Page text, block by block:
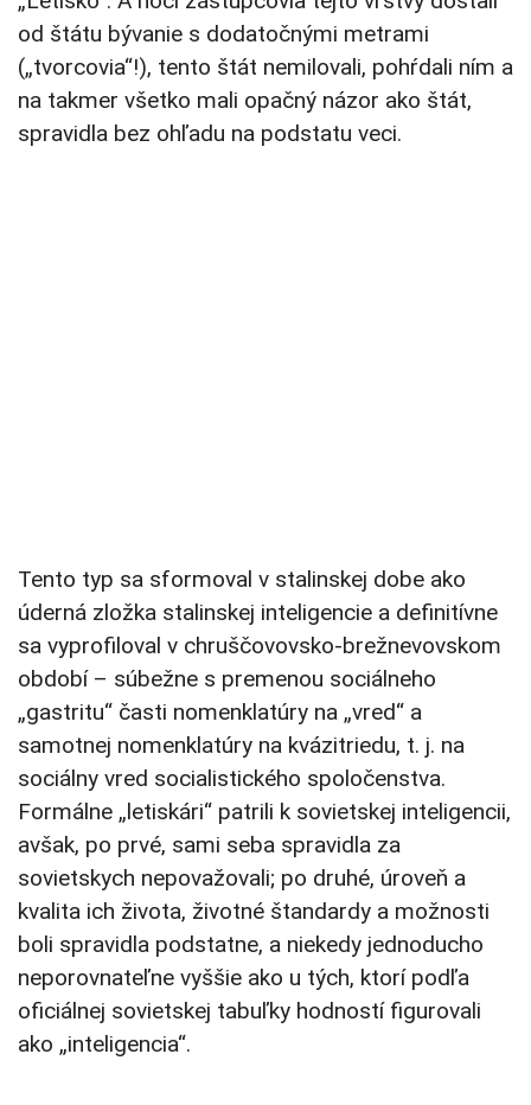
od štátu bývanie s dodatočnými metrami
(„tvorcovia“!), tento štát nemilovali, pohŕdali ním a
na takmer všetko mali opačný názor ako štát,
spravidla bez ohľadu na podstatu veci.
Tento typ sa sformoval v stalinskej dobe ako
úderná zložka stalinskej inteligencie a definitívne
sa vyprofiloval v chruščovovsko-brežnevovskom
období – súbežne s premenou sociálneho
„gastritu“ časti nomenklatúry na „vred“ a
samotnej nomenklatúry na kvázitriedu, t. j. na
sociálny vred socialistického spoločenstva.
Formálne „letiskári“ patrili k sovietskej inteligencii,
avšak, po prvé, sami seba spravidla za
sovietskych nepovažovali; po druhé, úroveň a
kvalita ich života, životné štandardy a možnosti
boli spravidla podstatne, a niekedy jednoducho
neporovnateľne vyššie ako u tých, ktorí podľa
oficiálnej sovietskej tabuľky hodností figurovali
ako „inteligencia“.